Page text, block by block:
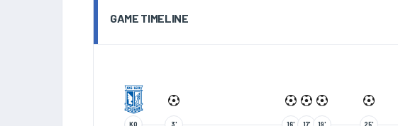
GAME TIMELINE
KO 3' 16' 17' 19' 25'